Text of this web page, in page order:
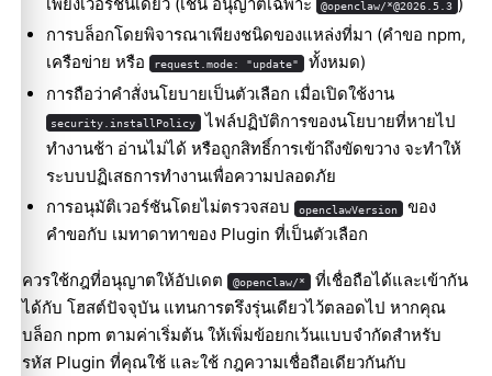
@openclaw/*@2026.5.3
การบล็อกโดยพิจารณาเพียงชนิดของแหล่งที่มา (คำขอ npm,
เครือข่าย หรือ
request.mode: "update"
ทั้งหมด)
การถือว่าคำสั่งนโยบายเป็นตัวเลือก เมื่อเปิดใช้งาน
security.installPolicy
ไฟล์ปฏิบัติการของนโยบายที่หายไป
ทำงานช้า อ่านไม่ได้ หรือถูกสิทธิ์การเข้าถึงขัดขวาง จะทำให้
ระบบปฏิเสธการทำงานเพื่อความปลอดภัย
การอนุมัติเวอร์ชันโดยไม่ตรวจสอบ
openclawVersion
ของ
คำขอกับ เมทาดาทาของ Plugin ที่เป็นตัวเลือก
ควรใช้กฎที่อนุญาตให้อัปเดต @openclaw/* ที่เชื่อถือได้และเข้ากัน
ได้กับ โฮสต์ปัจจุบัน แทนการตรึงรุ่นเดียวไว้ตลอดไป หากคุณ
บล็อก npm ตามค่าเริ่มต้น ให้เพิ่มข้อยกเว้นแบบจำกัดสำหรับ
รหัส Plugin ที่คุณใช้ และใช้ กฎความเชื่อถือเดียวกันกับ